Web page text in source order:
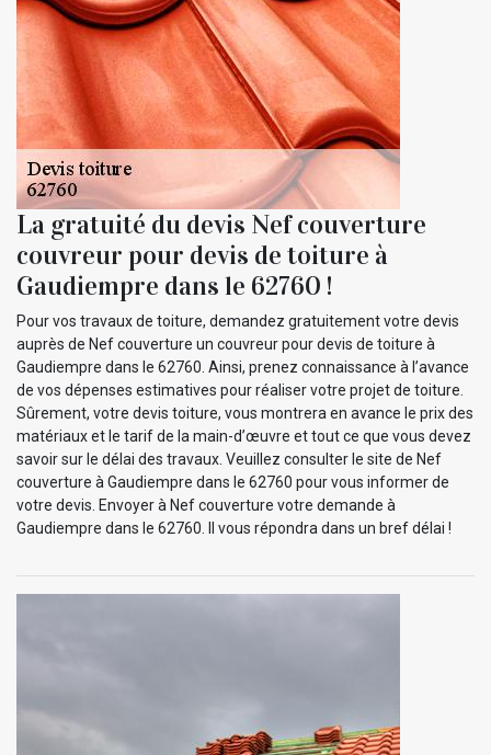
La gratuité du devis Nef couverture
couvreur pour devis de toiture à
Gaudiempre dans le 62760 !
Pour vos travaux de toiture, demandez gratuitement votre devis
auprès de Nef couverture un couvreur pour devis de toiture à
Gaudiempre dans le 62760. Ainsi, prenez connaissance à l’avance
de vos dépenses estimatives pour réaliser votre projet de toiture.
Sûrement, votre devis toiture, vous montrera en avance le prix des
matériaux et le tarif de la main-d’œuvre et tout ce que vous devez
savoir sur le délai des travaux. Veuillez consulter le site de Nef
couverture à Gaudiempre dans le 62760 pour vous informer de
votre devis. Envoyer à Nef couverture votre demande à
Gaudiempre dans le 62760. Il vous répondra dans un bref délai !